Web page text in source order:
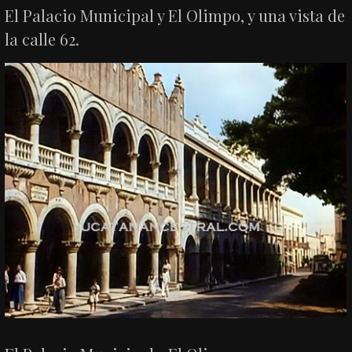
El Palacio Municipal y El Olimpo, y una vista de
la calle 62.